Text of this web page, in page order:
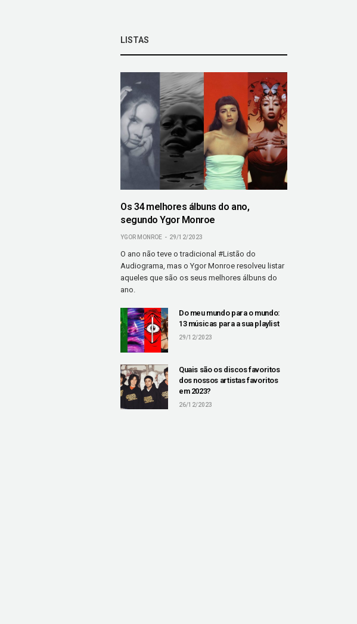
LISTAS
Os 34 melhores álbuns do ano,
segundo Ygor Monroe
YGOR MONROE 29/12/2023
O ano não teve o tradicional #Listão do
Audiograma, mas o Ygor Monroe resolveu listar
aqueles que são os seus melhores álbuns do
ano.
Do meu mundo para o mundo:
13 músicas para a sua playlist
29/12/2023
Quais são os discos favoritos
dos nossos artistas favoritos
em 2023?
26/12/2023